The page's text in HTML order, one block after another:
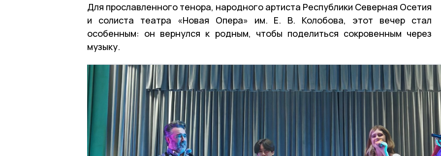
Для прославленного тенора, народного артиста Республики Северная Осетия
и солиста театра «Новая Опера» им. Е. В. Колобова, этот вечер стал
особенным: он вернулся к родным, чтобы поделиться сокровенным через
музыку.